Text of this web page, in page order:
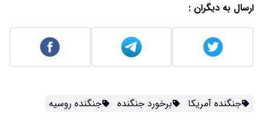
ارسال به دیگران :
جنگنده آمریکا برخورد جنگنده جنگنده روسیه